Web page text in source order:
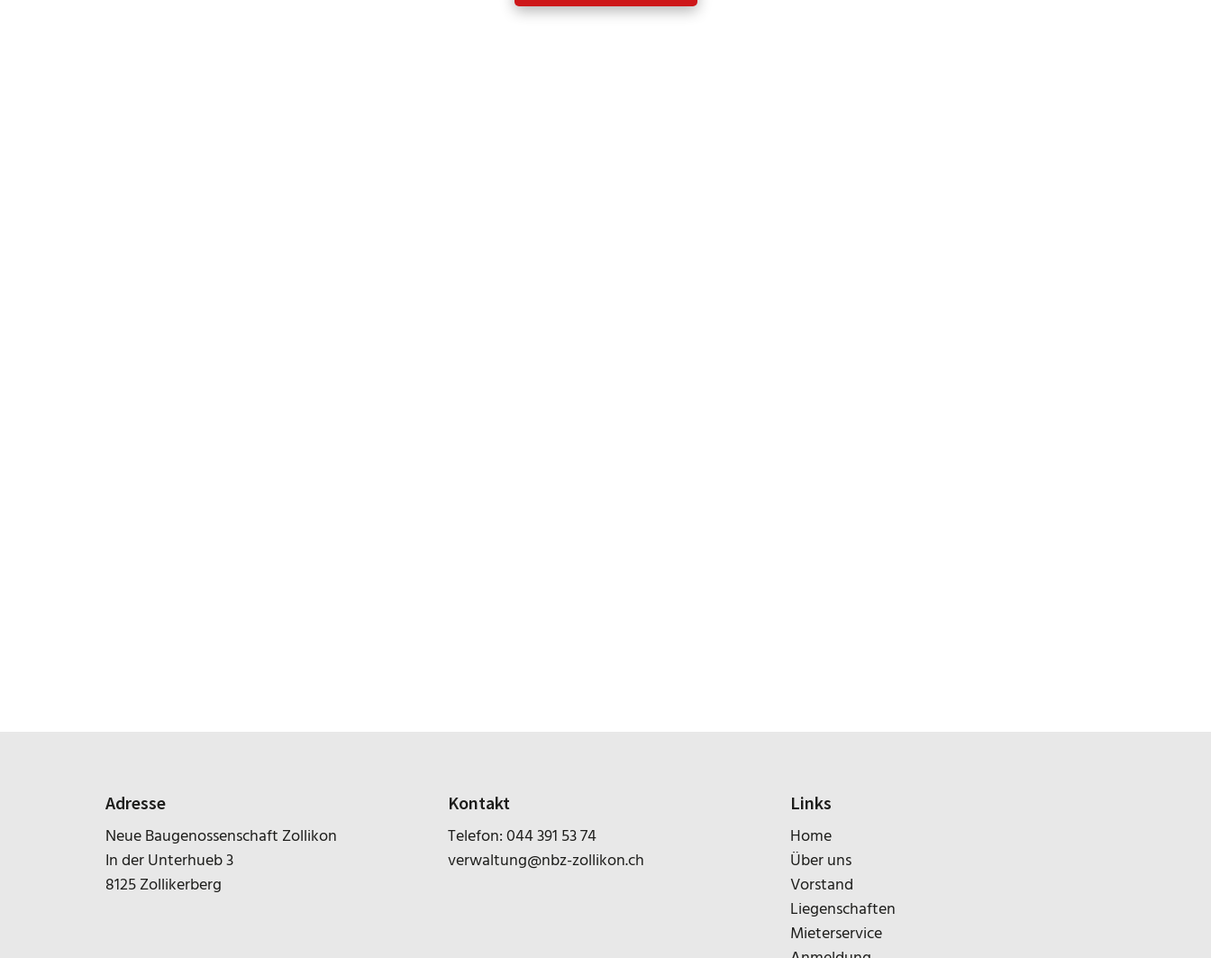
Adresse
Neue Baugenossenschaft Zollikon
In der Unterhueb 3
8125 Zollikerberg
Kontakt
Telefon:044 391 53 74
verwaltung@nbz-zollikon.ch
Links
Home
Über uns
Vorstand
Liegenschaften
Mieterservice